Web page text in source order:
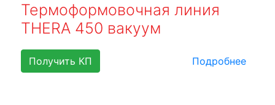
Термоформовочная линия
THERA 450 вакуум
Получить КП Подробнее